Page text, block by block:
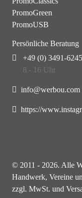
PromoGreen
PromoUSB
Persönliche Beratung
+49 (0) 3491-
8 - 16 Uhr
info@werbou.com
https://
© 2011 - 2026. Alle
Handwerk, Vereine
zzgl. MwSt. und